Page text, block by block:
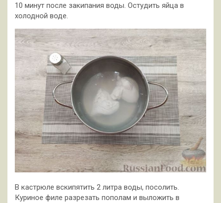
10 минут после закипания воды. Остудить яйца в
холодной воде.
В кастрюле вскипятить 2 литра воды, посолить.
Куриное филе разрезать пополам и выложить в